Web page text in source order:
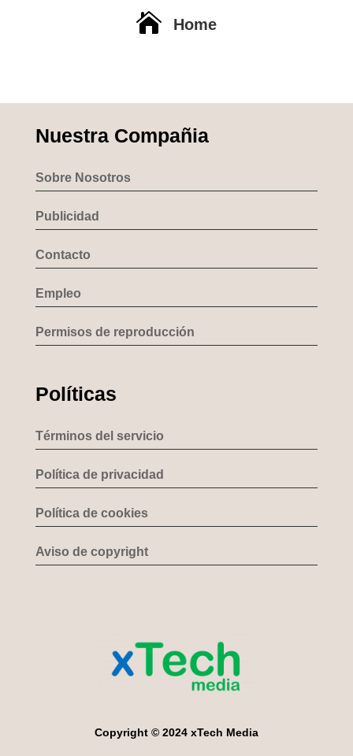
 Home
Nuestra Compañia
Sobre Nosotros
Publicidad
Contacto
Empleo
Permisos de reproducción
Políticas
Términos del servicio
Política de privacidad
Política de cookies
Aviso de copyright
Copyright © 2024 xTech Media